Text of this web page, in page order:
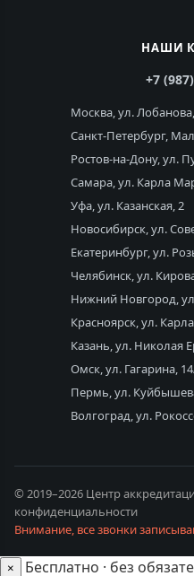
НАШИ
+7
Москва, ул.
Санкт-Петербург,
Ростов-на-Дону, ул.
Самара, ул. Карла
Уфа, ул. Казанская, 2
Новосибирск, ул.
Екатеринбург, ул.
Челябинск, ул.
Нижний Новгород,
Красноярск, ул.
Казань, ул. Николая
Омск, ул. Гагарина,
Пермь, ул.
Волгоград, ул.
© 2019–2026 Центр
конфиденциальности
Внимание, все звонки
× Бесплатно · без